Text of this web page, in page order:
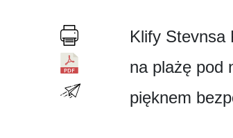
Klify Stevnsa
na plażę pod
pięknem